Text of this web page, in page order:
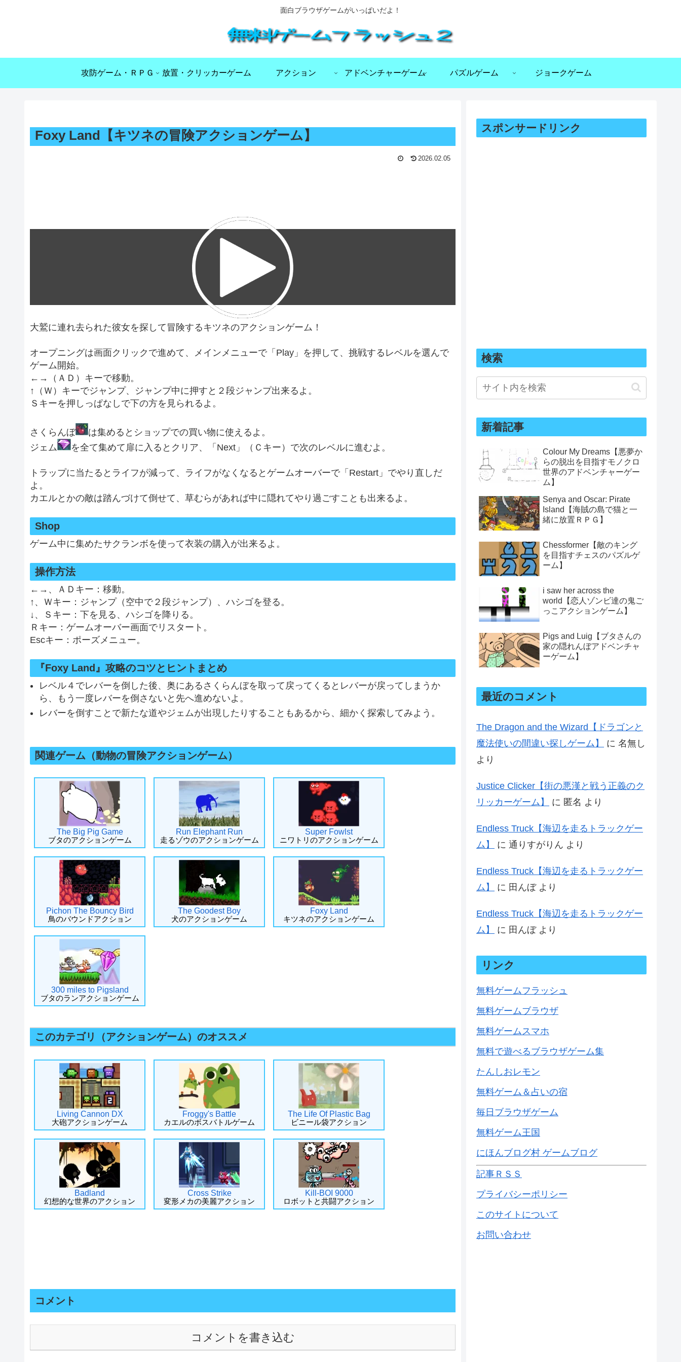
面白ブラウザゲームがいっぱいだよ！
攻防ゲーム・ＲＰＧ 放置・クリッカーゲーム アクション アドベンチャーゲーム パズルゲーム ジョークゲーム
Foxy Land【キツネの冒険アクションゲーム】
2026.02.05
大鷲に連れ去られた彼女を探して冒険するキツネのアクションゲーム！
オープニングは画面クリックで進めて、メインメニューで「Play」を押して、挑戦するレベルを選んで
ゲーム開始。
←→（ＡＤ）キーで移動。
↑（Ｗ）キーでジャンプ、ジャンプ中に押すと２段ジャンプ出来るよ。
Ｓキーを押しっぱなしで下の方を見られるよ。
さくらんぼ
は集めるとショップでの買い物に使えるよ。
ジェム
を全て集めて扉に入るとクリア、「Next」（Ｃキー）で次のレベルに進むよ。
トラップに当たるとライフが減って、ライフがなくなるとゲームオーバーで「Restart」でやり直しだ
よ。
カエルとかの敵は踏んづけて倒せて、草むらがあれば中に隠れてやり過ごすことも出来るよ。
Shop
ゲーム中に集めたサクランボを使って衣装の購入が出来るよ。
操作方法
←→、ＡＤキー：移動。
↑、Ｗキー：ジャンプ（空中で２段ジャンプ）、ハシゴを登る。
↓、Ｓキー：下を見る、ハシゴを降りる。
Ｒキー：ゲームオーバー画面でリスタート。
Escキー：ポーズメニュー。
『Foxy Land』攻略のコツとヒントまとめ
レベル４でレバーを倒した後、奥にあるさくらんぼを取って戻ってくるとレバーが戻ってしまうか
ら、もう一度レバーを倒さないと先へ進めないよ。
レバーを倒すことで新たな道やジェムが出現したりすることもあるから、細かく探索してみよう。
関連ゲーム（動物の冒険アクションゲーム）
The Big Pig Game
ブタのアクションゲーム
Run Elephant Run
走るゾウのアクションゲーム
Super Fowlst
ニワトリのアクションゲーム
Pichon The Bouncy Bird
鳥のバウンドアクション
The Goodest Boy
犬のアクションゲーム
Foxy Land
キツネのアクションゲーム
300 miles to Pigsland
ブタのランアクションゲーム
このカテゴリ（アクションゲーム）のオススメ
Living Cannon DX
大砲アクションゲーム
Froggy's Battle
カエルのボスバトルゲーム
The Life Of Plastic Bag
ビニール袋アクション
Badland
幻想的な世界のアクション
Cross Strike
変形メカの美麗アクション
Kill-BOI 9000
ロボットと共闘アクション
コメント
コメントを書き込む
スポンサードリンク
検索
新着記事
Colour My Dreams【悪夢か
らの脱出を目指すモノクロ
世界のアドベンチャーゲー
ム】
Senya and Oscar: Pirate
Island【海賊の島で猫と一
緒に放置ＲＰＧ】
Chessformer【敵のキング
を目指すチェスのパズルゲ
ーム】
i saw her across the
world【恋人ゾンビ達の鬼ご
っこアクションゲーム】
Pigs and Luig【ブタさんの
家の隠れんぼアドベンチャ
ーゲーム】
最近のコメント
The Dragon and the Wizard【ドラゴンと
魔法使いの間違い探しゲーム】
に 名無し
より
Justice Clicker【街の悪漢と戦う正義のク
リッカーゲーム】
に 匿名 より
Endless Truck【海辺を走るトラックゲー
ム】
に 通りすがりん より
Endless Truck【海辺を走るトラックゲー
ム】
に 田んぼより
Endless Truck【海辺を走るトラックゲー
ム】
に 田んぼより
リンク
無料ゲームフラッシュ
無料ゲームブラウザ
無料ゲームスマホ
無料で遊べるブラウザゲーム集
たんしおレモン
無料ゲーム＆占いの宿
毎日ブラウザゲーム
無料ゲーム王国
にほんブログ村 ゲームブログ
記事ＲＳＳ
プライバシーポリシー
このサイトについて
お問い合わせ